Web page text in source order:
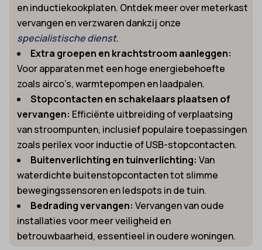
en inductiekookplaten. Ontdek meer over meterkast
vervangen en verzwaren dankzij onze
specialistische dienst.
Extra groepen en krachtstroom aanleggen:
Voor apparaten met een hoge energiebehoefte
zoals airco’s, warmtepompen en laadpalen.
Stopcontacten en schakelaars plaatsen of
vervangen: Efficiënte uitbreiding of verplaatsing
van stroompunten, inclusief populaire toepassingen
zoals perilex voor inductie of USB-stopcontacten.
Buitenverlichting en tuinverlichting: Van
waterdichte buitenstopcontacten tot slimme
bewegingssensoren en ledspots in de tuin.
Bedrading vervangen: Vervangen van oude
installaties voor meer veiligheid en
betrouwbaarheid, essentieel in oudere woningen.